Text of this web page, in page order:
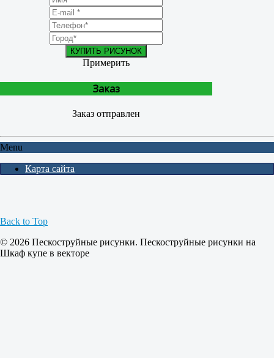
КУПИТЬ РИСУНОК
Примерить
Заказ
Заказ отправлен
Menu
Карта сайта
Back to Top
© 2026 Пескоструйные рисунки. Пескоструйные рисунки на
Шкаф купе в векторе